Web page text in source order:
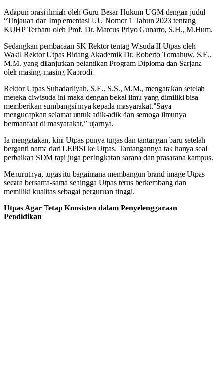
Adapun orasi ilmiah oleh Guru Besar Hukum UGM dengan judul
“Tinjauan dan Implementasi UU Nomor 1 Tahun 2023 tentang
KUHP Terbaru oleh Prof. Dr. Marcus Priyo Gunarto, S.H., M.Hum.
Sedangkan pembacaan SK Rektor tentag Wisuda II Utpas oleh
Wakil Rektor Utpas Bidang Akademik Dr. Roberto Tomahuw, S.E.,
M.M. yang dilanjutkan pelantikan Program Diploma dan Sarjana
oleh masing-masing Kaprodi.
Rektor Utpas Suhadarliyah, S.E., S.S., M.M., mengatakan setelah
mereka diwisuda ini maka dengan bekal ilmu yang dimiliki bisa
memberikan sumbangsihnya kepada masyarakat.”Saya
mengucapkan selamat untuk adik-adik dan semoga ilmunya
bermanfaat di masyarakat,” ujarnya.
Ia mengatakan, kini Utpas punya tugas dan tantangan baru setelah
berganti nama dari LEPISI ke Utpas. Tantangannya tak hanya soal
perbaikan SDM tapi juga peningkatan sarana dan prasarana kampus.
Menurutnya, tugas itu bagaimana membangun brand image Utpas
secara bersama-sama sehingga Utpas terus berkembang dan
memiliki kualitas sebagai perguruan tinggi.
Utpas Agar Tetap Konsisten dalam Penyelenggaraan
Pendidikan